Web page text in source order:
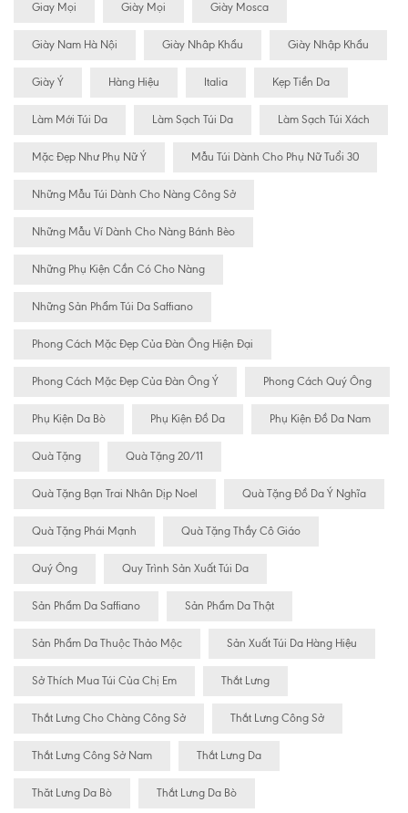
Giay Mọi Giày Mọi Giày Mosca
Giày Nam Hà Nội Giày Nhâp Khẩu Giày Nhập Khẩu
Giày Ý Hàng Hiệu Italia Kẹp Tiền Da
Làm Mới Túi Da Làm Sạch Túi Da Làm Sạch Túi Xách
Mặc Đẹp Như Phụ Nữ Ý Mẫu Túi Dành Cho Phụ Nữ Tuổi 30
Những Mẫu Túi Dành Cho Nàng Công Sở
Những Mẫu Ví Dành Cho Nàng Bánh Bèo
Những Phụ Kiện Cần Có Cho Nàng
Những Sản Phẩm Túi Da Saffiano
Phong Cách Mặc Đẹp Của Đàn Ông Hiện Đại
Phong Cách Mặc Đẹp Của Đàn Ông Ý Phong Cách Quý Ông
Phụ Kiện Da Bò Phụ Kiện Đồ Da Phụ Kiện Đồ Da Nam
Quà Tặng Quà Tặng 20/11
Quà Tặng Bạn Trai Nhân Dịp Noel Quà Tặng Đồ Da Ý Nghĩa
Quà Tặng Phái Mạnh Quà Tặng Thầy Cô Giáo
Quý Ông Quy Trình Sản Xuất Túi Da
Sản Phẩm Da Saffiano Sản Phẩm Da Thật
Sản Phẩm Da Thuộc Thảo Mộc Sản Xuất Túi Da Hàng Hiệu
Sở Thích Mua Túi Của Chị Em Thắt Lưng
Thắt Lưng Cho Chàng Công Sở Thắt Lưng Công Sở
Thắt Lưng Công Sở Nam Thắt Lưng Da
Thăt Lưng Da Bò Thắt Lưng Da Bò